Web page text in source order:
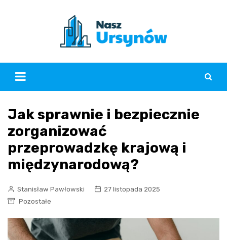
Jak sprawnie i bezpiecznie
zorganizować
przeprowadzkę krajową i
międzynarodową?
Stanisław Pawłowski
27 listopada 2025
Pozostałe